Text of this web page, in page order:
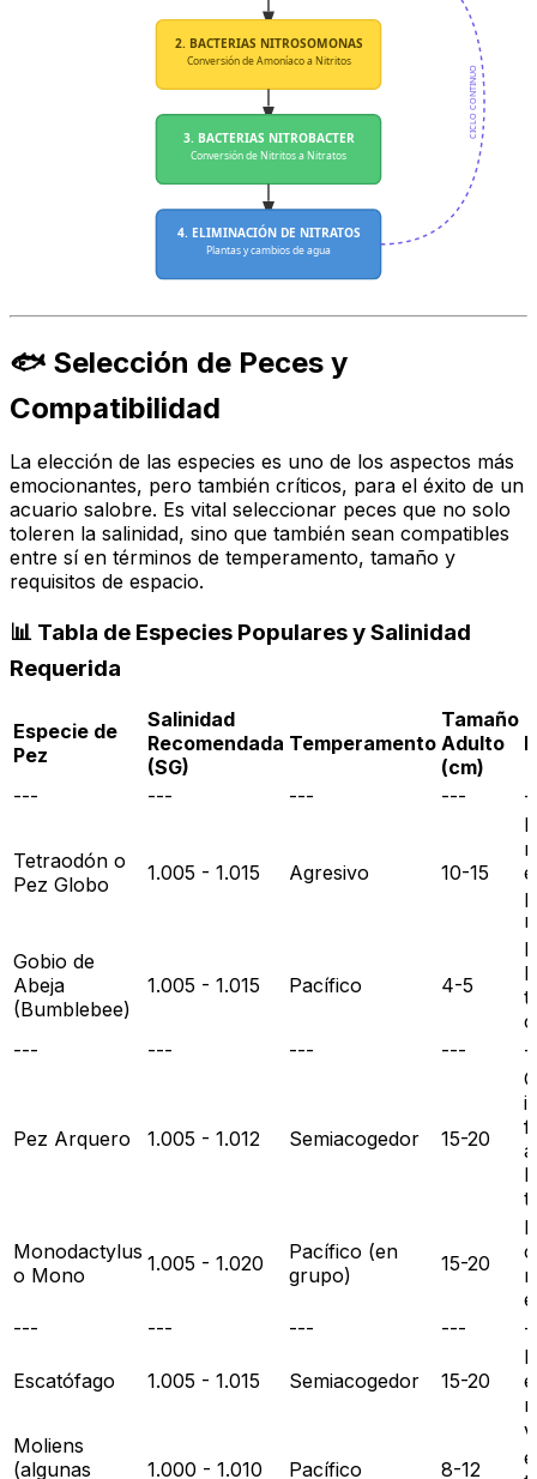
2. BACTERIAS NITROSOMONAS
Conversión de Amoníaco a Nitritos
3. BACTERIAS NITROBACTER
Conversión de Nitritos a Nitratos
4. ELIMINACIÓN DE NITRATOS
Plantas y cambios de agua
CICLO CONTINUO
🐟 Selección de Peces y
Compatibilidad
La elección de las especies es uno de los aspectos más
emocionantes, pero también críticos, para el éxito de un
acuario salobre. Es vital seleccionar peces que no solo
toleren la salinidad, sino que también sean compatibles
entre sí en términos de temperamento, tamaño y
requisitos de espacio.
📊 Tabla de Especies Populares y Salinidad
Requerida
Especie de
Pez
Salinidad
Recomendada
(SG)
Temperamento
Tamaño
Adulto
(cm)
--- --- --- ---
Tetraodón o
Pez Globo
1.005 - 1.015 Agresivo 10-15
Gobio de
Abeja
(Bumblebee)
1.005 - 1.015 Pacífico 4-5
---
--- --- ---
Pez Arquero 1.005 - 1.012 Semiacogedor 15-20
Monodactylus
o Mono
1.005 - 1.020
Pacífico (en
grupo)
15-20
---
--- --- ---
Escatófago 1.005 - 1.015 Semiacogedor 15-20
Moliens
(algunas
1.000 - 1.010 Pacífico 8-12